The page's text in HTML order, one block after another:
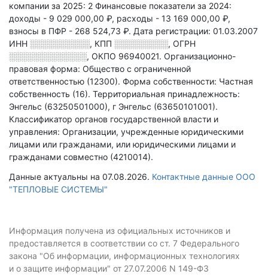
компании за 2025: 2 Финансовые показатели за 2024:
доходы - 9 029 000,00 ₽, расходы - 13 169 000,00 ₽,
взносы в ПФР - 268 524,73 ₽. Дата регистрации: 01.03.2007
ИНН ░░░░░░░░░░, КПП ░░░░░░░░░, ОГРН
░░░░░░░░░░░░░, ОКПО 96940021. Организационно-
правовая форма: Общество с ограниченной
ответственностью (12300). Форма собственности: Частная
собственность (16). Территориальная принадлежность:
Энгельс (63250501000), г Энгельс (63650101001).
Классификатор органов государственной власти и
управления: Организации, учрежденные юридическими
лицами или гражданами, или юридическими лицами и
гражданами совместно (4210014).
Данные актуальны на 07.08.2026. Контактные данные ООО
"ТЕПЛОВЫЕ СИСТЕМЫ"
Информация получена из официальных источников и
предоставляется в соответствии со ст. 7 Федерального
закона "Об информации, информационных технологиях
и о защите информации" от 27.07.2006 N 149-ФЗ